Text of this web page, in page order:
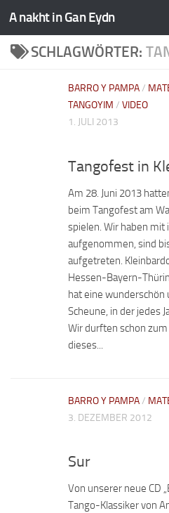
A nakht in Gan Eydn
SCHLAGWÖRTER:
BARRO Y PAMPA/
TANGOYIM / VIDEO
1. JULI 2013
Tangofest in
Am 28. Juni 2013
beim Tangofest am
spielen. Wir haben mit
aufgenommen, sind
aufgetreten.
Hessen-Bayern-
hat eine wunderschön
Scheune, in der jedes
Wir durften schon
dieses...
BARRO Y PAMPA/
3. DEZEMBER 2012
Sur
Von unserer neue CD
Tango-Klassiker von